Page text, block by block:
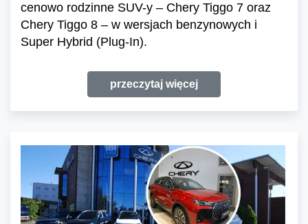
cenowo rodzinne SUV-y – Chery Tiggo 7 oraz
Chery Tiggo 8 – w wersjach benzynowych i
Super Hybrid (Plug-In).
przeczytaj więcej